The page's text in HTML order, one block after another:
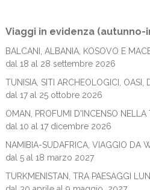
Viaggi in evidenza (autunno-
BALCANI, ALBANIA, KOSOVO E
dal 18 al 28 settembre 2026
TUNISIA, SITI ARCHEOLOGICI, OASI,
dal 17 al 25 ottobre 2026
OMAN, PROFUMI D'INCENSO NELLA
dal 10 al 17 dicembre 2026
NAMIBIA-SUDAFRICA, VIAGGIO DA
dal 5 al 18 marzo 2027
TURKMENISTAN, TRA PAESAGGI